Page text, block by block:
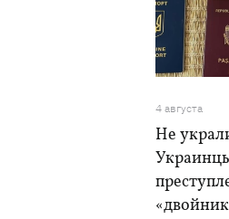
4 августа
Не